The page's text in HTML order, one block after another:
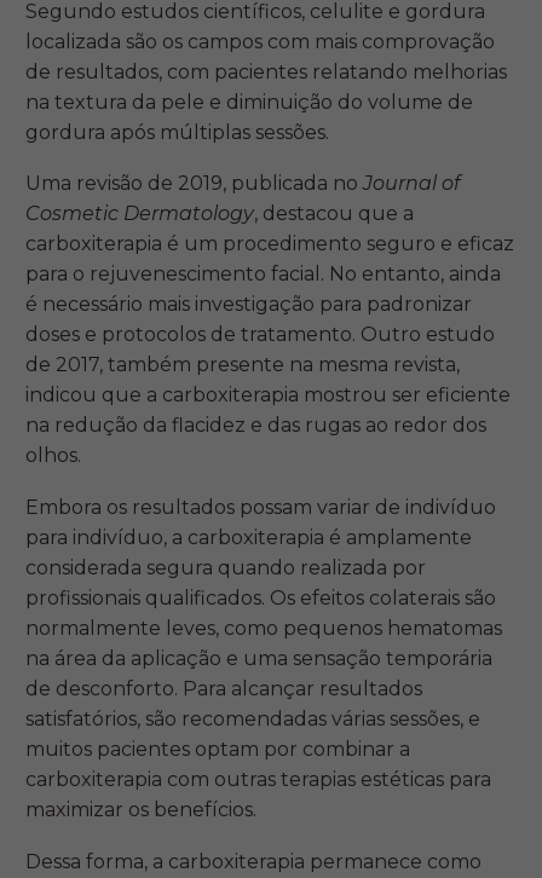
Segundo estudos científicos, celulite e gordura
localizada são os campos com mais comprovação
de resultados, com pacientes relatando melhorias
na textura da pele e diminuição do volume de
gordura após múltiplas sessões.
Uma revisão de 2019, publicada noJournal of
Cosmetic Dermatology, destacou que a
carboxiterapia é um procedimento seguro e eficaz
para o rejuvenescimento facial. No entanto, ainda
é necessário mais investigação para padronizar
doses e protocolos de tratamento. Outro estudo
de 2017, também presente na mesma revista,
indicou que a carboxiterapia mostrou ser eficiente
na redução da flacidez e das rugas ao redor dos
olhos.
Embora os resultados possam variar de indivíduo
para indivíduo, a carboxiterapia é amplamente
considerada segura quando realizada por
profissionais qualificados. Os efeitos colaterais são
normalmente leves, como pequenos hematomas
na área da aplicação e uma sensação temporária
de desconforto. Para alcançar resultados
satisfatórios, são recomendadas várias sessões, e
muitos pacientes optam por combinar a
carboxiterapia com outras terapias estéticas para
maximizar os benefícios.
Dessa forma, a carboxiterapia permanece como